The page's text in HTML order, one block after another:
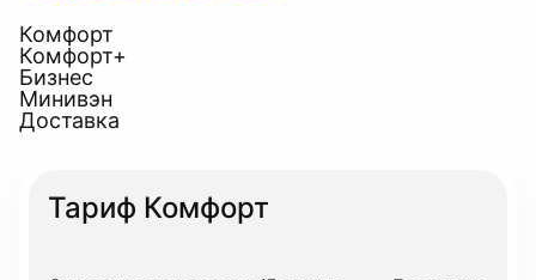
Комфорт
Комфорт+
Бизнес
Минивэн
Доставка
Тариф Комфорт